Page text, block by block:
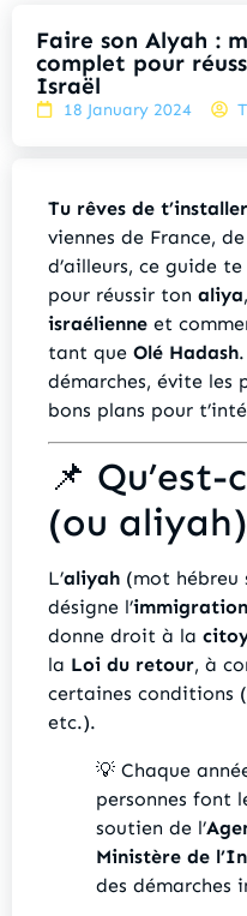
Faire son Alyah :
complet pour
Israël
18 January 2024
Tu rêves de
viennes de France,
d’ailleurs, ce guide
pour réussir ton aliya
israélienne et
tant que Olé Hadash
démarches, évite les
bons plans pour
📌
(ou
L’aliyah (mot
désigne l’
donne droit à la
la Loi du retour, à
certaines conditions
etc.).
💡 Chaque
personnes font
soutien de l’
Ministère de
des démarches